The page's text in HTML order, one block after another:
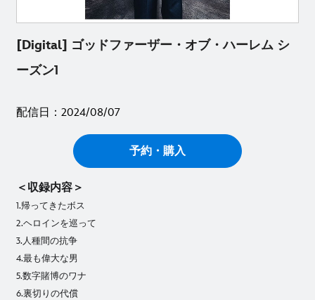
[Digital] ゴッドファーザー・オブ・ハーレム シ
ーズン1
配信日：2024/08/07
予約・購入
＜収録内容＞
1.帰ってきたボス
2.ヘロインを巡って
3.人種間の抗争
4.最も偉大な男
5.数字賭博のワナ
6.裏切りの代償